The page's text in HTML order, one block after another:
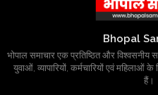
Bhopal
भोपाल समाचार एक प्रतिष्ठित और विश्वसनीय
युवाओं, व्यापारियों, कर्मचारियों एवं महिलाओं
हैं।